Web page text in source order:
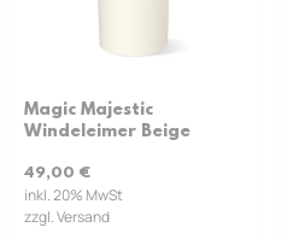
Magic Majestic
Windeleimer Beige
49,00 €
inkl. 20% MwSt
zzgl. Versand